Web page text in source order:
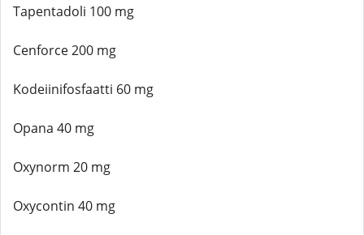
Tapentadoli 100 mg
Cenforce 200 mg
Kodeiinifosfaatti 60 mg
Opana 40 mg
Oxynorm 20 mg
Oxycontin 40 mg